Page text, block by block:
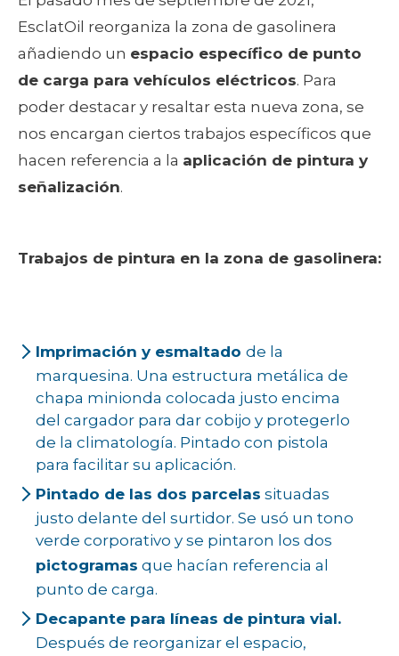
EsclatOil reorganiza la zona de gasolinera
añadiendo un espacio específico de punto
de carga para vehículos eléctricos. Para
poder destacar y resaltar esta nueva zona, se
nos encargan ciertos trabajos específicos que
hacen referencia a la aplicación de pintura y
señalización.
Trabajos de pintura en la zona de gasolinera:
Imprimación y esmaltado de la
marquesina. Una estructura metálica de
chapa minionda colocada justo encima
del cargador para dar cobijo y protegerlo
de la climatología. Pintado con pistola
para facilitar su aplicación.
Pintado de las dos parcelas situadas
justo delante del surtidor. Se usó un tono
verde corporativo y se pintaron los dos
pictogramas que hacían referencia al
punto de carga.
Decapante para líneas de pintura vial.
Después de reorganizar el espacio,